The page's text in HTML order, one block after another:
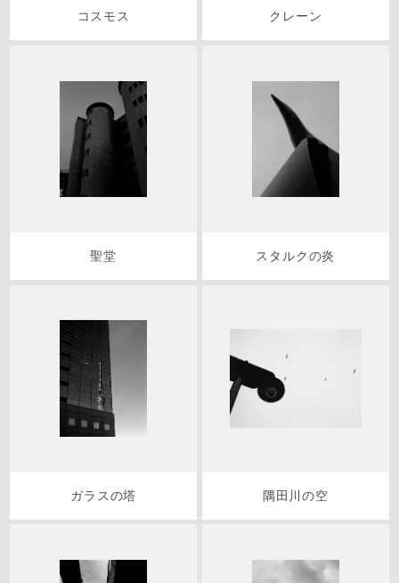
コスモス クレーン
聖堂 スタルクの炎
ガラスの塔 隅田川の空